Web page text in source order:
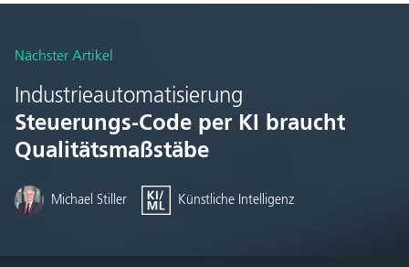
Nächster Artikel
Industrieautomatisierung
Steuerungs-Code per KI braucht
Qualitätsmaßstäbe
Michael Stiller Künstliche Intelligenz